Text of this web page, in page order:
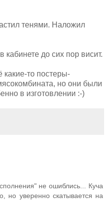
тенями. Наложил
кабинете до сих пор висит.
то постеры-
но они были
в изготовлении :-)
не ошиблись... Куча
но уверенно скатывается на